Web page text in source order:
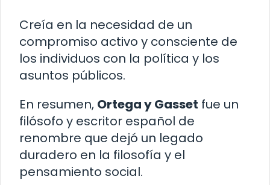
Creía en la necesidad de un
compromiso activo y consciente de
los individuos con la política y los
asuntos públicos.
En resumen, Ortega y Gasset fue un
filósofo y escritor español de
renombre que dejó un legado
duradero en la filosofía y el
pensamiento social.